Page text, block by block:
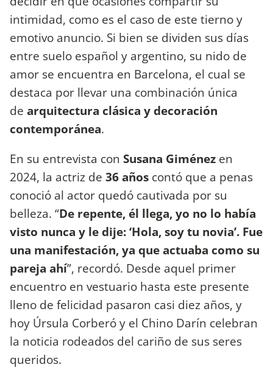
intimidad, como es el caso de este tierno y
emotivo anuncio. Si bien se dividen sus días
entre suelo español y argentino, su nido de
amor se encuentra en Barcelona, el cual se
destaca por llevar una combinación única
de arquitectura clásica y decoración
contemporánea.
En su entrevista con Susana Giménez en
2024, la actriz de 36 años contó que a penas
conoció al actor quedó cautivada por su
belleza. “De repente, él llega, yo no lo había
visto nunca y le dije: ‘Hola, soy tu novia’. Fue
una manifestación, ya que actuaba como su
pareja ahí”, recordó. Desde aquel primer
encuentro en vestuario hasta este presente
lleno de felicidad pasaron casi diez años, y
hoy Úrsula Corberó y el Chino Darín celebran
la noticia rodeados del cariño de sus seres
queridos.